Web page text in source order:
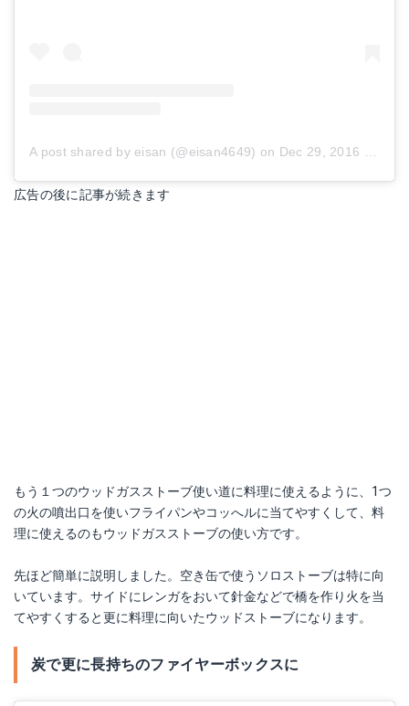
A post shared by eisan (@eisan4649) on Dec 29, 2016 at 2:17am PST
広告の後に記事が続きます
もう１つのウッドガスストーブ使い道に料理に使えるように、1つ
の火の噴出口を使いフライパンやコッへルに当てやすくして、料
理に使えるのもウッドガスストーブの使い方です。
先ほど簡単に説明しました。空き缶で使うソロストーブは特に向
いています。サイドにレンガをおいて針金などで橋を作り火を当
てやすくすると更に料理に向いたウッドストーブになります。
炭で更に長持ちのファイヤーボックスに